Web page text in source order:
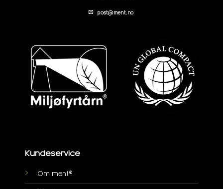
post@ment.no
Kundeservice
Om ment®